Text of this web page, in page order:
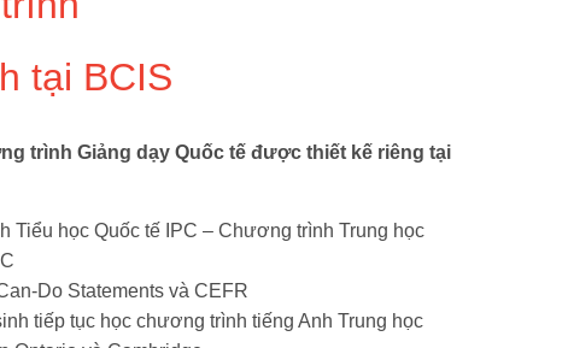
tại BCIS
trình Giảng dạy Quốc tế được thiết kế riêng tại
Tiểu học Quốc tế IPC – Chương trình Trung học
Do Statements và CEFR
tiếp tục học chương trình tiếng Anh Trung học